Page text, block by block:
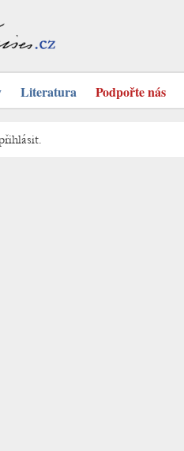
Literatura Podpořte nás